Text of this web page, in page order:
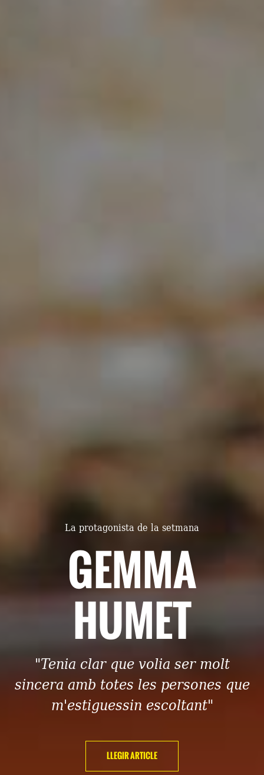
La protagonista de la setmana
GEMMA
HUMET
"Tenia clar que volia ser molt
sincera amb totes les persones que
m'estiguessin escoltant"
LLEGIR ARTICLE